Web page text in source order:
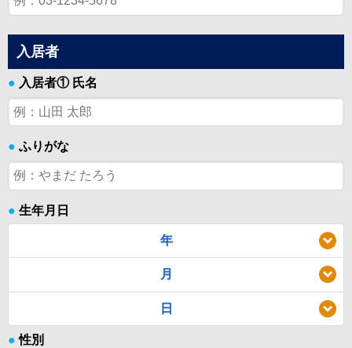
入居者
● 入居者① 氏名
● ふりがな
● 生年月日
年
月
日
● 性別